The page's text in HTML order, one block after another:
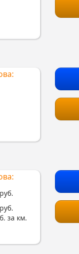
за км.